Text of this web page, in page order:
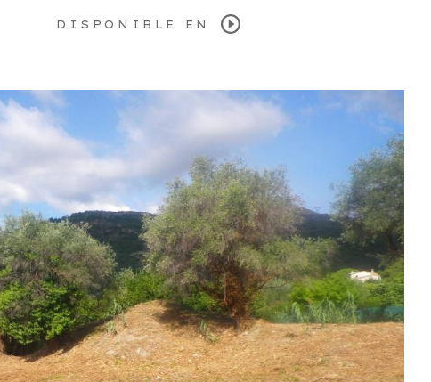
DISPONIBLE EN